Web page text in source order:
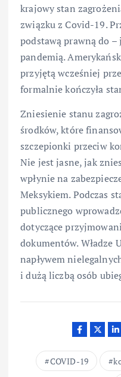
krajowy stan
związku z Covid-19.
podstawą prawną do
pandemią.
przyjętą wcześniej
formalnie kończyła
Zniesienie stanu
środków, które
szczepionki przeciw
Nie jest jasne, jak
wpłynie na
Meksykiem. Podczas
publicznego
dotyczące
dokumentów. Władze
napływem
i dużą liczbą osób
COVID-19